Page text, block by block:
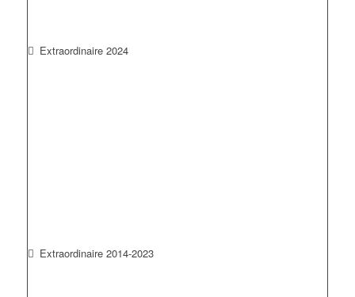
Extraordinaire 2024
Extraordinaire 2014-2023